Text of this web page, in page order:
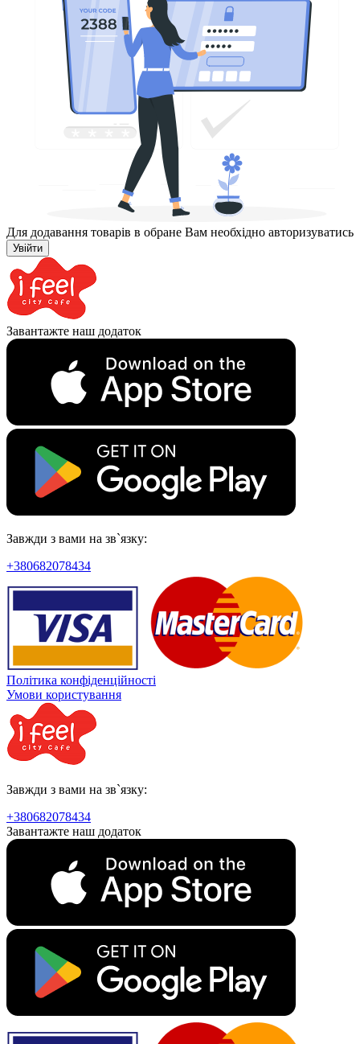
Для додавання товарів в обране Вам необхідно авторизуватись
Увійти
Завантажте наш додаток
Завжди з вами на зв`язку:
+380682078434
Політика конфіденційності
Умови користування
Завжди з вами на зв`язку:
+380682078434
Завантажте наш додаток